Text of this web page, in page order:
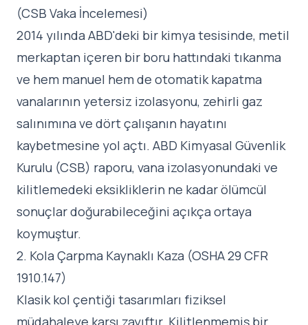
(CSB Vaka İncelemesi)
2014 yılında ABD'deki bir kimya tesisinde, metil
merkaptan içeren bir boru hattındaki tıkanma
ve hem manuel hem de otomatik kapatma
vanalarının yetersiz izolasyonu, zehirli gaz
salınımına ve dört çalışanın hayatını
kaybetmesine yol açtı. ABD Kimyasal Güvenlik
Kurulu (CSB) raporu, vana izolasyonundaki ve
kilitlemedeki eksikliklerin ne kadar ölümcül
sonuçlar doğurabileceğini açıkça ortaya
koymuştur.
2. Kola Çarpma Kaynaklı Kaza (OSHA 29 CFR
1910.147)
Klasik kol çentiği tasarımları fiziksel